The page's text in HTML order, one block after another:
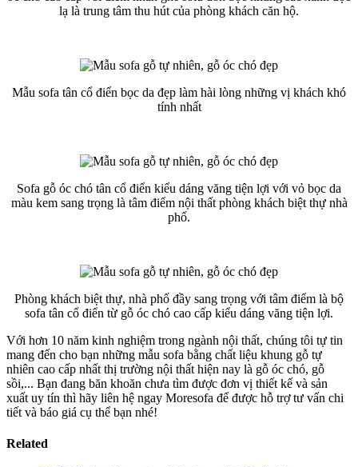
lạ là trung tâm thu hút của phòng khách căn hộ.
Mẫu sofa tân cổ điển bọc da đẹp làm hài lòng những vị khách khó
tính nhất
Sofa gỗ óc chó tân cổ điển kiểu dáng văng tiện lợi với vỏ bọc da
màu kem sang trọng là tâm điểm nội thất phòng khách biệt thự nhà
phố.
Phòng khách biệt thự, nhà phố đầy sang trọng với tâm điểm là bộ
sofa tân cổ điển từ gỗ óc chó cao cấp kiểu dáng văng tiện lợi.
Với hơn 10 năm kinh nghiệm trong ngành nội thất, chúng tôi tự tin
mang đến cho bạn những mẫu sofa bằng chất liệu khung gỗ tự
nhiên cao cấp nhất thị trường nội thất hiện nay là gỗ óc chó, gỗ
sồi,... Bạn đang băn khoăn chưa tìm được đơn vị thiết kế và sản
xuất uy tín thì hãy liên hệ ngay Moresofa để được hỗ trợ tư vấn chi
tiết và báo giá cụ thể bạn nhé!
Related